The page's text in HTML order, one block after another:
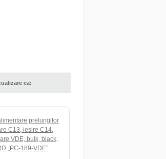
ca: